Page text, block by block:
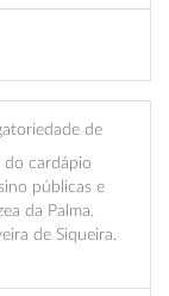
de
do cardápio
públicas e
da Palma.
de Siqueira.